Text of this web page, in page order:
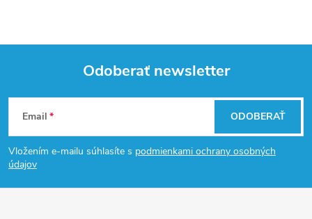
Z
á
p
Odoberať newsletter
Email
Vložením e-mailu súhlasíte s podmienkami ochrany osobných
údajov
ODOBERAŤ